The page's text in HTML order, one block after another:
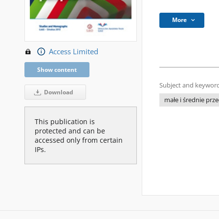
Access Limited
Show content
Download
This publication is
protected and can be
accessed only from certain
IPs.
More
Subject and
małe i średnie